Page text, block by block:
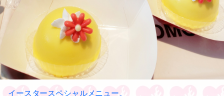
イースタースペシャルメニュー。